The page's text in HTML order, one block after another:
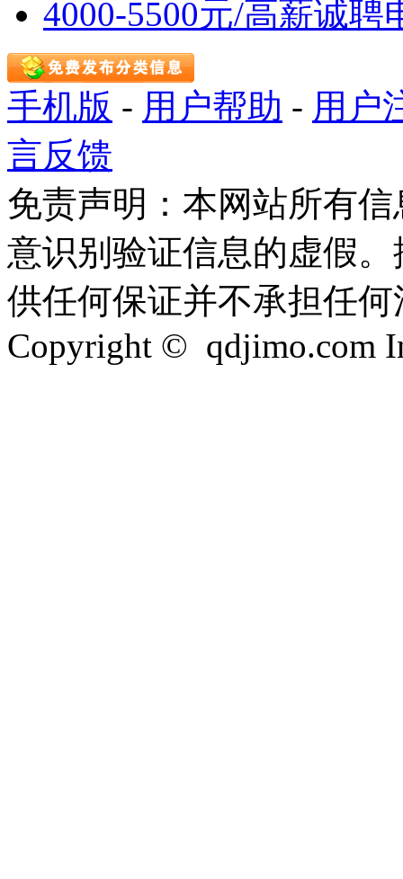
4000-5500元/高薪诚
手机版 - 用户帮助 - 用户
言反馈
免责声明：本网站所有
意识别验证信息的虚假
供任何保证并不承担任
Copyright © qdjimo.com